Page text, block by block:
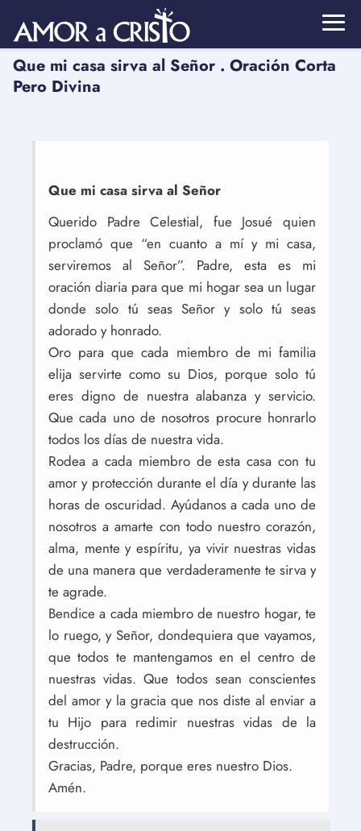
Que mi casa sirva al Señor . Oración Corta
Pero Divina
Que mi casa sirva al Señor
Querido Padre Celestial, fue Josué quien
proclamó que “en cuanto a mí y mi casa,
serviremos al Señor”. Padre, esta es mi
oración diaria para que mi hogar sea un lugar
donde solo tú seas Señor y solo tú seas
adorado y honrado.
Oro para que cada miembro de mi familia
elija servirte como su Dios, porque solo tú
eres digno de nuestra alabanza y servicio.
Que cada uno de nosotros procure honrarlo
todos los días de nuestra vida.
Rodea a cada miembro de esta casa con tu
amor y protección durante el día y durante las
horas de oscuridad. Ayúdanos a cada uno de
nosotros a amarte con todo nuestro corazón,
alma, mente y espíritu, ya vivir nuestras vidas
de una manera que verdaderamente te sirva y
te agrade.
Bendice a cada miembro de nuestro hogar, te
lo ruego, y Señor, dondequiera que vayamos,
que todos te mantengamos en el centro de
nuestras vidas. Que todos sean conscientes
del amor y la gracia que nos diste al enviar a
tu Hijo para redimir nuestras vidas de la
destrucción.
Gracias, Padre, porque eres nuestro Dios.
Amén.